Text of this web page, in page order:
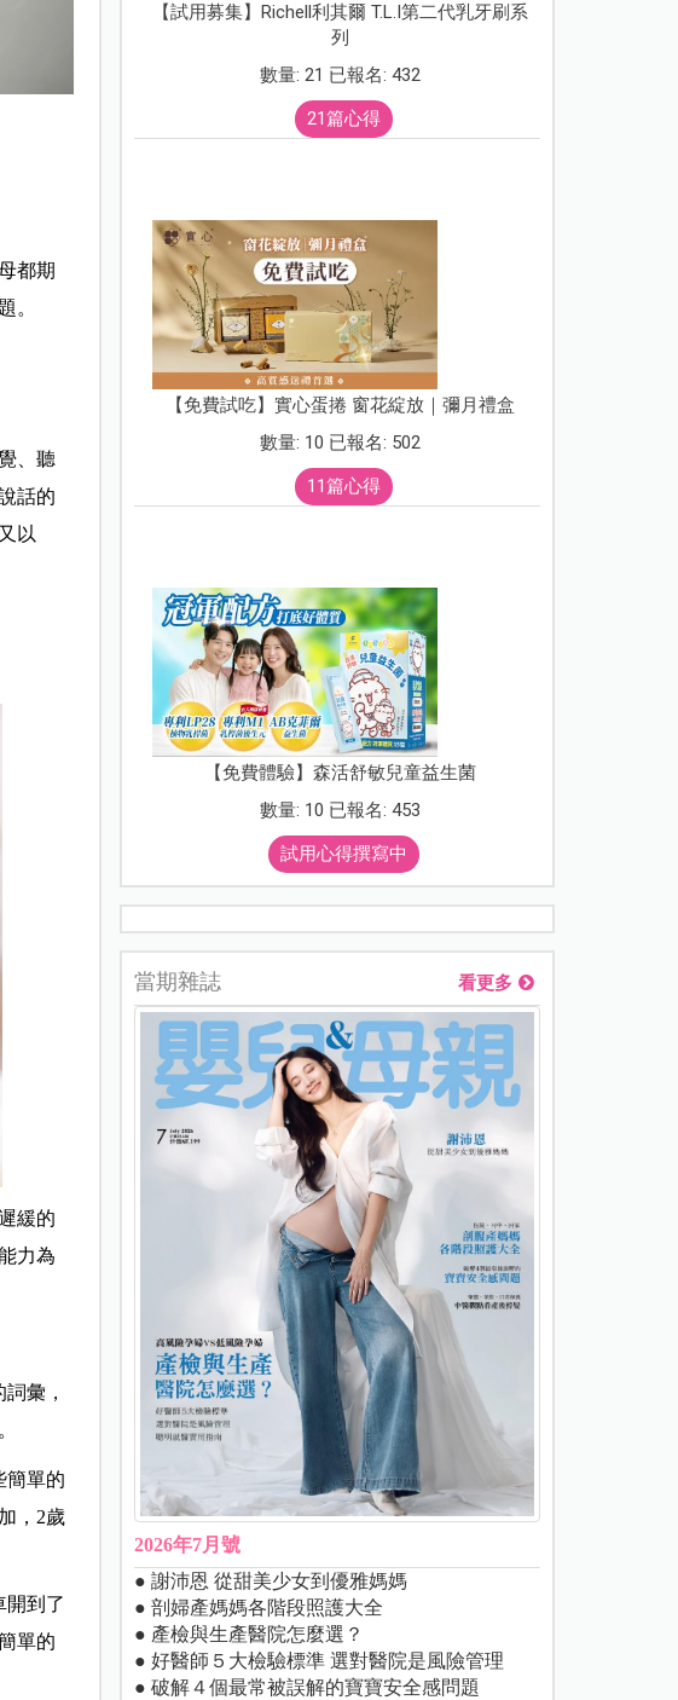
都期
。
、聽
話的
以
緩的
力為
彙，
簡單的
，2歲
開到了
單的
【試用募集】Richell利其爾 T.L.I第二代乳牙刷系
列
數量: 21 已報名: 432
21篇心得
【免費試吃】實心蛋捲 窗花綻放｜彌月禮盒
數量: 10 已報名: 502
11篇心得
【免費體驗】森活舒敏兒童益生菌
數量: 10 已報名: 453
試用心得撰寫中
當期雜誌 看更多
2026年7月號
● 謝沛恩 從甜美少女到優雅媽媽
● 剖婦產媽媽各階段照護大全
● 產檢與生產醫院怎麼選？
● 好醫師５大檢驗標準 選對醫院是風險管理
● 破解４個最常被誤解的寶寶安全感問題